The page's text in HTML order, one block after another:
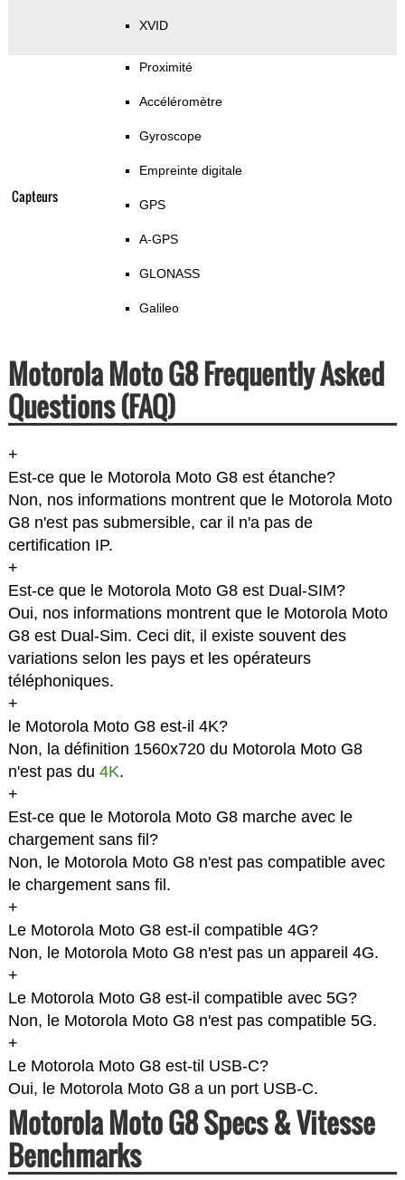
XVID
Capteurs
Proximité
Accéléromètre
Gyroscope
Empreinte digitale
GPS
A-GPS
GLONASS
Galileo
Motorola Moto G8 Frequently Asked
Questions (FAQ)
+
Est-ce que le Motorola Moto G8 est étanche?
Non, nos informations montrent que le Motorola Moto
G8 n'est pas submersible, car il n'a pas de
certification IP.
+
Est-ce que le Motorola Moto G8 est Dual-SIM?
Oui, nos informations montrent que le Motorola Moto
G8 est Dual-Sim. Ceci dit, il existe souvent des
variations selon les pays et les opérateurs
téléphoniques.
+
le Motorola Moto G8 est-il 4K?
Non, la définition 1560x720 du Motorola Moto G8
n'est pas du 4K.
+
Est-ce que le Motorola Moto G8 marche avec le
chargement sans fil?
Non, le Motorola Moto G8 n'est pas compatible avec
le chargement sans fil.
+
Le Motorola Moto G8 est-il compatible 4G?
Non, le Motorola Moto G8 n'est pas un appareil 4G.
+
Le Motorola Moto G8 est-il compatible avec 5G?
Non, le Motorola Moto G8 n'est pas compatible 5G.
+
Le Motorola Moto G8 est-til USB-C?
Oui, le Motorola Moto G8 a un port USB-C.
Motorola Moto G8 Specs & Vitesse
Benchmarks